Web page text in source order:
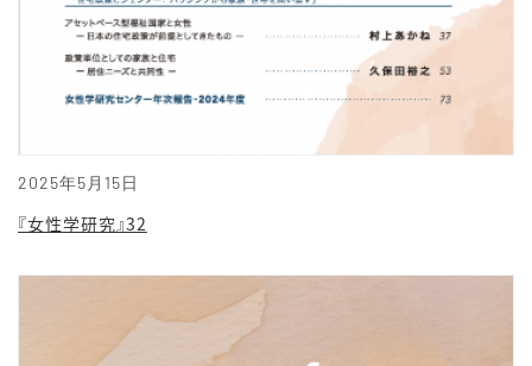
2025年5月15日
『女性学研究』32